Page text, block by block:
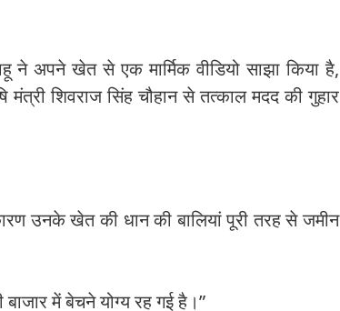
ने अपने खेत से एक मार्मिक वीडियो साझा किया है,
शिवराज सिंह चौहान से तत्काल मदद की गुहार
उनके खेत की धान की बालियां पूरी तरह से जमीन
में बेचने योग्य रह गई है।”